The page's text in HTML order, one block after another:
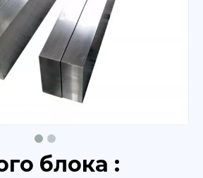
блока :